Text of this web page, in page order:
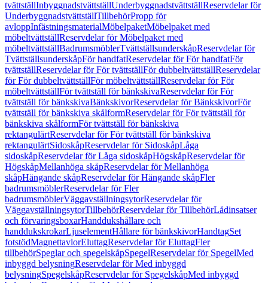
tvättställInbyggnadstvättställUnderbyggnadstvättställReservdelar för
UnderbyggnadstvättställTillbehörPropp för
avloppInfästningsmaterialMöbelpaketMöbelpaket med
möbeltvättställReservdelar för Möbelpaket med
möbeltvättställBadrumsmöblerTvättställsunderskåpReservdelar för
TvättställsunderskåpFör handfatReservdelar för För handfatFör
tvättställReservdelar för För tvättställFör dubbeltvättställReservdelar
för För dubbeltvättställFör möbeltvättställReservdelar för För
möbeltvättställFör tvättställ för bänkskivaReservdelar för För
tvättställ för bänkskivaBänkskivorReservdelar för BänkskivorFör
tvättställ för bänkskiva skålformReservdelar för För tvättställ för
bänkskiva skålformFör tvättställ för bänkskiva
rektangulärtReservdelar för För tvättställ för bänkskiva
rektangulärtSidoskåpReservdelar för SidoskåpLåga
sidoskåpReservdelar för Låga sidoskåpHögskåpReservdelar för
HögskåpMellanhöga skåpReservdelar för Mellanhöga
skåpHängande skåpReservdelar för Hängande skåpFler
badrumsmöblerReservdelar för Fler
badrumsmöblerVäggavställningsytorReservdelar för
VäggavställningsytorTillbehörReservdelar för TillbehörLådinsatser
och förvaringsboxarHanddukshållare och
handdukskrokarLjuselementHållare för bänkskivorHandtagSet
fotstödMagnettavlorEluttagReservdelar för EluttagFler
tillbehörSpeglar och spegelskåpSpegelReservdelar för SpegelMed
inbyggd belysningReservdelar för Med inbyggd
belysningSpegelskåpReservdelar för SpegelskåpMed inbyggd